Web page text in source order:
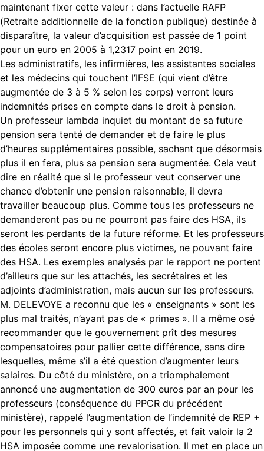
maintenant fixer cette valeur : dans l’actuelle RAFP
(Retraite additionnelle de la fonction publique) destinée à
disparaître, la valeur d’acquisition est passée de 1 point
pour un euro en 2005 à 1,2317 point en 2019.
Les administratifs, les infirmières, les assistantes sociales
et les médecins qui touchent l’IFSE (qui vient d’être
augmentée de 3 à 5 % selon les corps) verront leurs
indemnités prises en compte dans le droit à pension.
Un professeur lambda inquiet du montant de sa future
pension sera tenté de demander et de faire le plus
d’heures supplémentaires possible, sachant que désormais
plus il en fera, plus sa pension sera augmentée. Cela veut
dire en réalité que si le professeur veut conserver une
chance d’obtenir une pension raisonnable, il devra
travailler beaucoup plus. Comme tous les professeurs ne
demanderont pas ou ne pourront pas faire des HSA, ils
seront les perdants de la future réforme. Et les professeurs
des écoles seront encore plus victimes, ne pouvant faire
des HSA. Les exemples analysés par le rapport ne portent
d’ailleurs que sur les attachés, les secrétaires et les
adjoints d’administration, mais aucun sur les professeurs.
M. DELEVOYE a reconnu que les « enseignants » sont les
plus mal traités, n’ayant pas de « primes ». Il a même osé
recommander que le gouvernement prît des mesures
compensatoires pour pallier cette différence, sans dire
lesquelles, même s’il a été question d’augmenter leurs
salaires. Du côté du ministère, on a triomphalement
annoncé une augmentation de 300 euros par an pour les
professeurs (conséquence du PPCR du précédent
ministère), rappelé l’augmentation de l’indemnité de REP +
pour les personnels qui y sont affectés, et fait valoir la 2
HSA imposée comme une revalorisation. Il met en place un